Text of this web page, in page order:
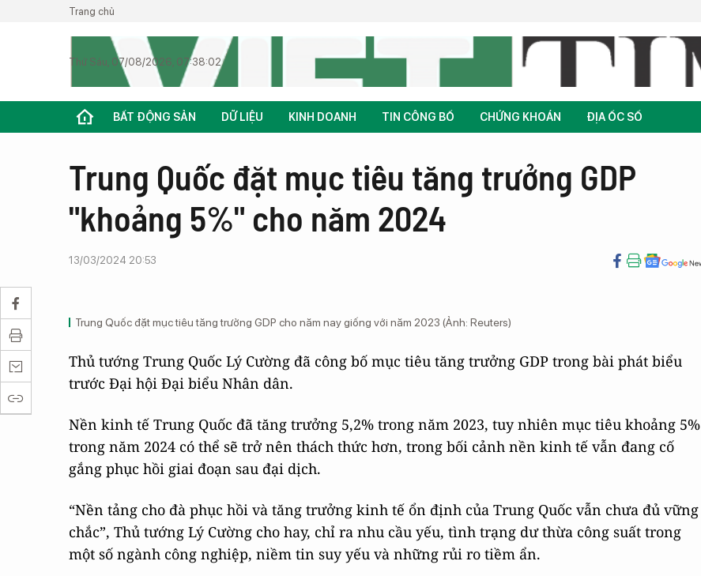
Trang chủ
Thứ Sáu, 07/08/2026, 07:38:02
BẤT ĐỘNG SẢN DỮ LIỆU KINH DOANH TIN CÔNG BỐ CHỨNG KHOÁN ĐỊA ỐC SỐ
Trung Quốc đặt mục tiêu tăng trưởng GDP
"khoảng 5%" cho năm 2024
13/03/2024 20:53
Trung Quốc đặt mục tiêu tăng trưởng GDP cho năm nay giống với năm 2023 (Ảnh: Reuters)
Thủ tướng Trung Quốc Lý Cường đã công bố mục tiêu tăng trưởng GDP trong bài phát biểu
trước Đại hội Đại biểu Nhân dân.
Nền kinh tế Trung Quốc đã tăng trưởng 5,2% trong năm 2023, tuy nhiên mục tiêu khoảng 5%
trong năm 2024 có thể sẽ trở nên thách thức hơn, trong bối cảnh nền kinh tế vẫn đang cố
gắng phục hồi giai đoạn sau đại dịch.
“Nền tảng cho đà phục hồi và tăng trưởng kinh tế ổn định của Trung Quốc vẫn chưa đủ vững
chắc”, Thủ tướng Lý Cường cho hay, chỉ ra nhu cầu yếu, tình trạng dư thừa công suất trong
một số ngành công nghiệp, niềm tin suy yếu và những rủi ro tiềm ẩn.